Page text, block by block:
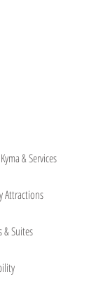
& Services
Attractions
& Suites